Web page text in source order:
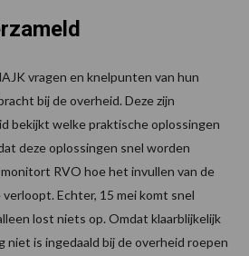
vragen en knelpunten van hun
bij de overheid. Deze zijn
bekijkt welke praktische oplossingen
deze oplossingen snel worden
RVO hoe het invullen van de
Echter, 15 mei komt snel
lost niets op. Omdat klaarblijkelijk
niet is ingedaald bij de overheid roepen